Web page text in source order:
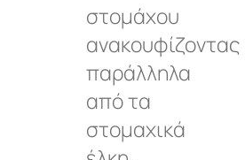
στομάχου
ανακουφίζοντας
παράλληλα
από τα
στομαχικά